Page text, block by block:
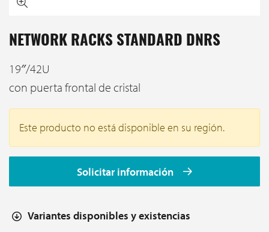
NETWORK RACKS STANDARD DNRS
19″/42U
con puerta frontal de cristal
Este producto no está disponible en su región.
Solicitar información
Variantes disponibles y existencias